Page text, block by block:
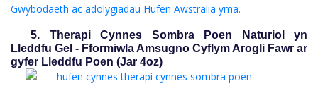
Gwybodaeth ac adolygiadau Hufen Awstralia yma.
5. Therapi Cynnes Sombra Poen Naturiol yn
Lleddfu Gel - Fformiwla Amsugno Cyflym Arogli Fawr ar
gyfer Lleddfu Poen (Jar 4oz)